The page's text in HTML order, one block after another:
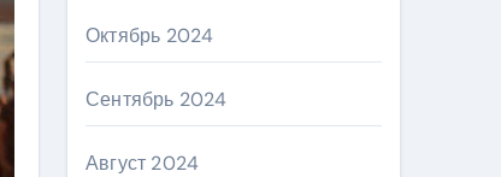
Октябрь 2024
Сентябрь 2024
Август 2024